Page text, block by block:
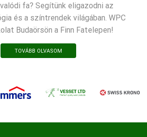
fa? Segítünk eligazodni az
és a színtrendek világában. WPC
Budaörsön a Finn Fatelepen!
TOVÁBB OLVASOM